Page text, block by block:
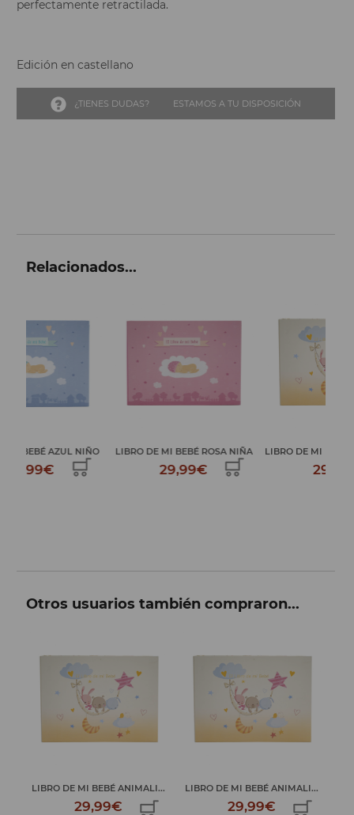
perfectamente retractilada.
Edición en castellano
¿TIENES DUDAS? ESTAMOS A TU DISPOSICIÓN
Relacionados...
LIBRO DE MI BEBÉ ROSA NIÑA
29,99€
LIBRO DE MI BEBÉ ANIMALITOS
29,99€
Otros usuarios también compraron...
LIBRO DE MI BEBÉ ANIMALI...
29,99€
LIBRO DE MI BEBÉ ANIMALI...
29,99€